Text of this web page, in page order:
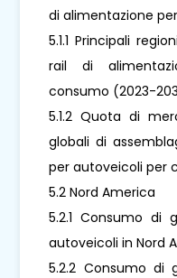
di alimentazione
5.1.1 Principali
rail di
consumo (2023-
5.1.2 Quota di
globali di
per autoveicoli per
5.2 Nord America
5.2.1 Consumo di
autoveicoli in Nord
5.2.2 Consumo di